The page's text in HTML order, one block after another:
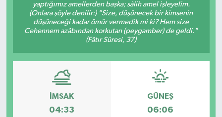
yaptığımız amellerden başka; sâlih amel işleyelim.
(Onlara şöyle denilir:) "Size, düşünecek bir kimsenin
düşüneceği kadar ömür vermedik mi ki? Hem size
Cehennem azâbından korkutan (peygamber) de geldi."
(Fâtır Sûresi, 37)
İMSAK
04:33
GÜNEŞ
06:06
ESENTEPE
GİRNE
GÜNDEM
GÜNEY KIBRIS